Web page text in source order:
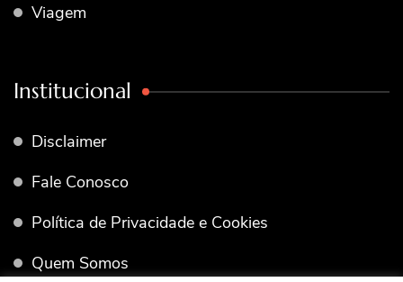
Viagem
Institucional
Disclaimer
Fale Conosco
Política de Privacidade e Cookies
Quem Somos